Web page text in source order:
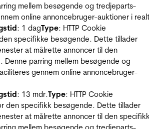
mellem besøgende og tredjeparts-
online annoncebruger-auktioner i
: 1 dagType: HTTP Cookie
specifikke besøgende. Dette tillader
at målrette annoncer til den
Denne parring mellem besøgende og
gennem online annoncebruger-
: 13 mdr.Type: HTTP Cookie
den specifikk besøgende. Dette tillader
at målrette annoncer til den